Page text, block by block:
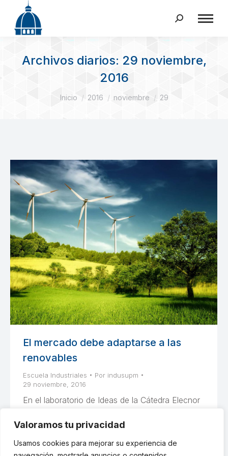
Valoramos tu privacidad
Usamos cookies para mejorar su experiencia de
Buscar:
Archivos diarios: 29 noviembre,
2016
Estás aquí:
Inicio 2016 noviembre 29
El mercado debe adaptarse a las
renovables
Escuela Industriales Por indusupm
29 noviembre, 2016
En el laboratorio de Ideas de la Cátedra Elecnor
Industriales de la UPM se analizaron los retos de
las fuentes limpias